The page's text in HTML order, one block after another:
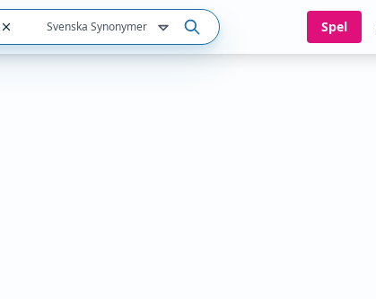
Svenska Synonymer Spel